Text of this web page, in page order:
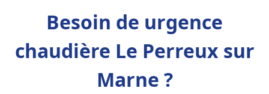
Besoin de urgence
chaudière Le Perreux sur
Marne ?